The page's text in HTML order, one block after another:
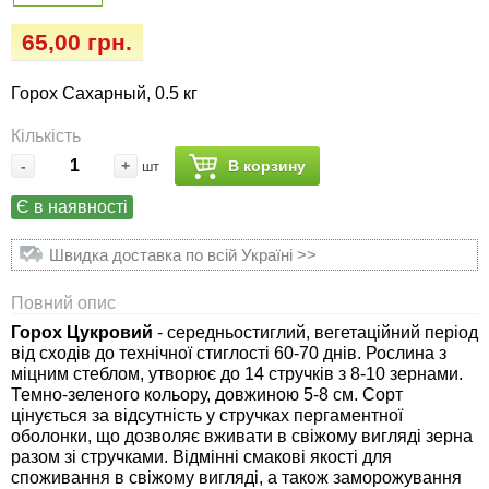
65,00 грн.
Горох Сахарный, 0.5 кг
Кількість
- + шт В корзину
Є в наявності
Швидка доставка по всій Україні >>
Повний опис
Горох Цукровий - середньостиглий, вегетаційний період
від сходів до технічної стиглості 60-70 днів. Рослина з
міцним стеблом, утворює до 14 стручків з 8-10 зернами.
Темно-зеленого кольору, довжиною 5-8 см. Сорт
цінується за відсутність у стручках пергаментної
оболонки, що дозволяє вживати в свіжому вигляді зерна
разом зі стручками. Відмінні смакові якості для
споживання в свіжому вигляді, а також заморожування
Семена перца
Семена пряных трав
Семена редиса
Семена салата
Семена свеклы
Семена сельдерея
Удобрения «Сударушка», «Рязаночка»
100 г
Удобрения «Чистый лист» кристаллические
Удобрения «Чистый лист» в палочках
Удобрения «Чистый лист» Успех
Опрыскиватели
Перчатки
Тенты
Средства защиты от тараканов, прусаков,
клопов, блох, домашних и садовых муравьев
Средства защиты от комаров, москитов,
клещей, ос, мошек, слепней